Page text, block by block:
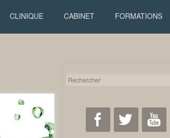
CLINIQUE CABINET FORMATIONS
Facebook Twitter